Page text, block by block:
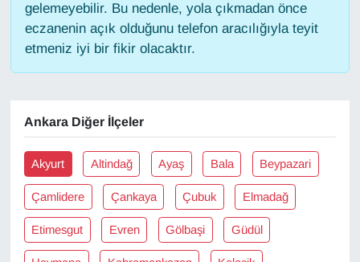
gelemeyebilir. Bu nedenle, yola çıkmadan önce
eczanenin açık olduğunu telefon aracılığıyla teyit
etmeniz iyi bir fikir olacaktır.
Ankara Diğer İlçeler
Akyurt Altindağ Ayaş Bala Beypazari
Çamlidere Çankaya Çubuk Elmadağ
Etimesgut Evren Gölbaşi Güdül
HABERDE İNSAN
Kim Kimdir?
Kültür & Sanat